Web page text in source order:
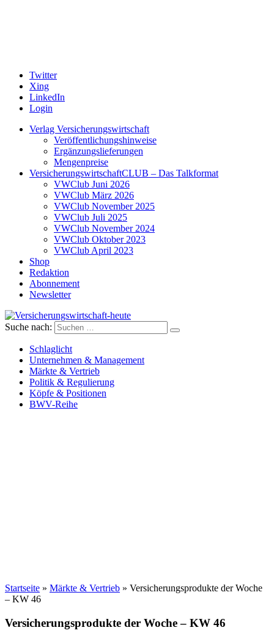
Twitter
Xing
LinkedIn
Login
Verlag Versicherungswirtschaft
Veröffentlichungshinweise
Ergänzungslieferungen
Mengenpreise
VersicherungswirtschaftCLUB – Das Talkformat
VWClub Juni 2026
VWClub März 2026
VWClub November 2025
VWClub Juli 2025
VWClub November 2024
VWClub Oktober 2023
VWClub April 2023
Shop
Redaktion
Abonnement
Newsletter
Versicherungswirtschaft-heute
Suche nach:
Schlaglicht
Unternehmen & Management
Märkte & Vertrieb
Politik & Regulierung
Köpfe & Positionen
BWV-Reihe
Startseite » Märkte & Vertrieb » Versicherungsprodukte der Woche
– KW 46
Versicherungsprodukte der Woche – KW 46